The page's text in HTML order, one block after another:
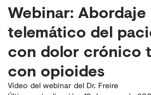
Webinar: Abordaje
telemático del
con dolor crónico
con opioides
Vídeo del webinar del Dr. Freire